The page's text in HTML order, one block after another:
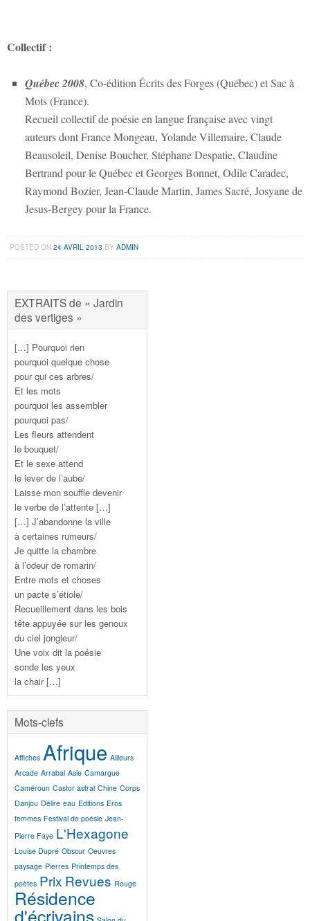
Collectif :
Québec 2008, Co-édition Écrits des Forges (Québec) et Sac à
Mots (France).
Recueil collectif de poésie en langue française avec vingt
auteurs dont France Mongeau, Yolande Villemaire, Claude
Beausoleil, Denise Boucher, Stéphane Despatie, Claudine
Bertrand pour le Québec et Georges Bonnet, Odile Caradec,
Raymond Bozier, Jean-Claude Martin, James Sacré, Josyane de
Jesus-Bergey pour la France.
POSTED ON24 AVRIL 2013 BYADMIN
EXTRAITS de « Jardin
des vertiges »
[…] Pourquoi rien
pourquoi quelque chose
pour qui ces arbres/
Et les mots
pourquoi les assembler
pourquoi pas/
Les fleurs attendent
le bouquet/
Et le sexe attend
le lever de l’aube/
Laisse mon souffle devenir
le verbe de l’attente […]
[…] J’abandonne la ville
à certaines rumeurs/
Je quitte la chambre
à l’odeur de romarin/
Entre mots et choses
un pacte s’étiole/
Recueillement dans les bois
tête appuyée sur les genoux
du ciel jongleur/
Une voix dit la poésie
sonde les yeux
la chair […]
Mots-clefs
Affiches Afrique Ailleurs
Arcade Arrabal Asie Camargue
Caméroun Castor astral Chine Corps
Danjou Délire eau Editions Eros
femmes Festival de poésie Jean-
Pierre Faye L'Hexagone
Louise Dupré Obscur Oeuvres
paysage Pierres Printemps des
poètes Prix Revues Rouge
Résidence
d'écrivains